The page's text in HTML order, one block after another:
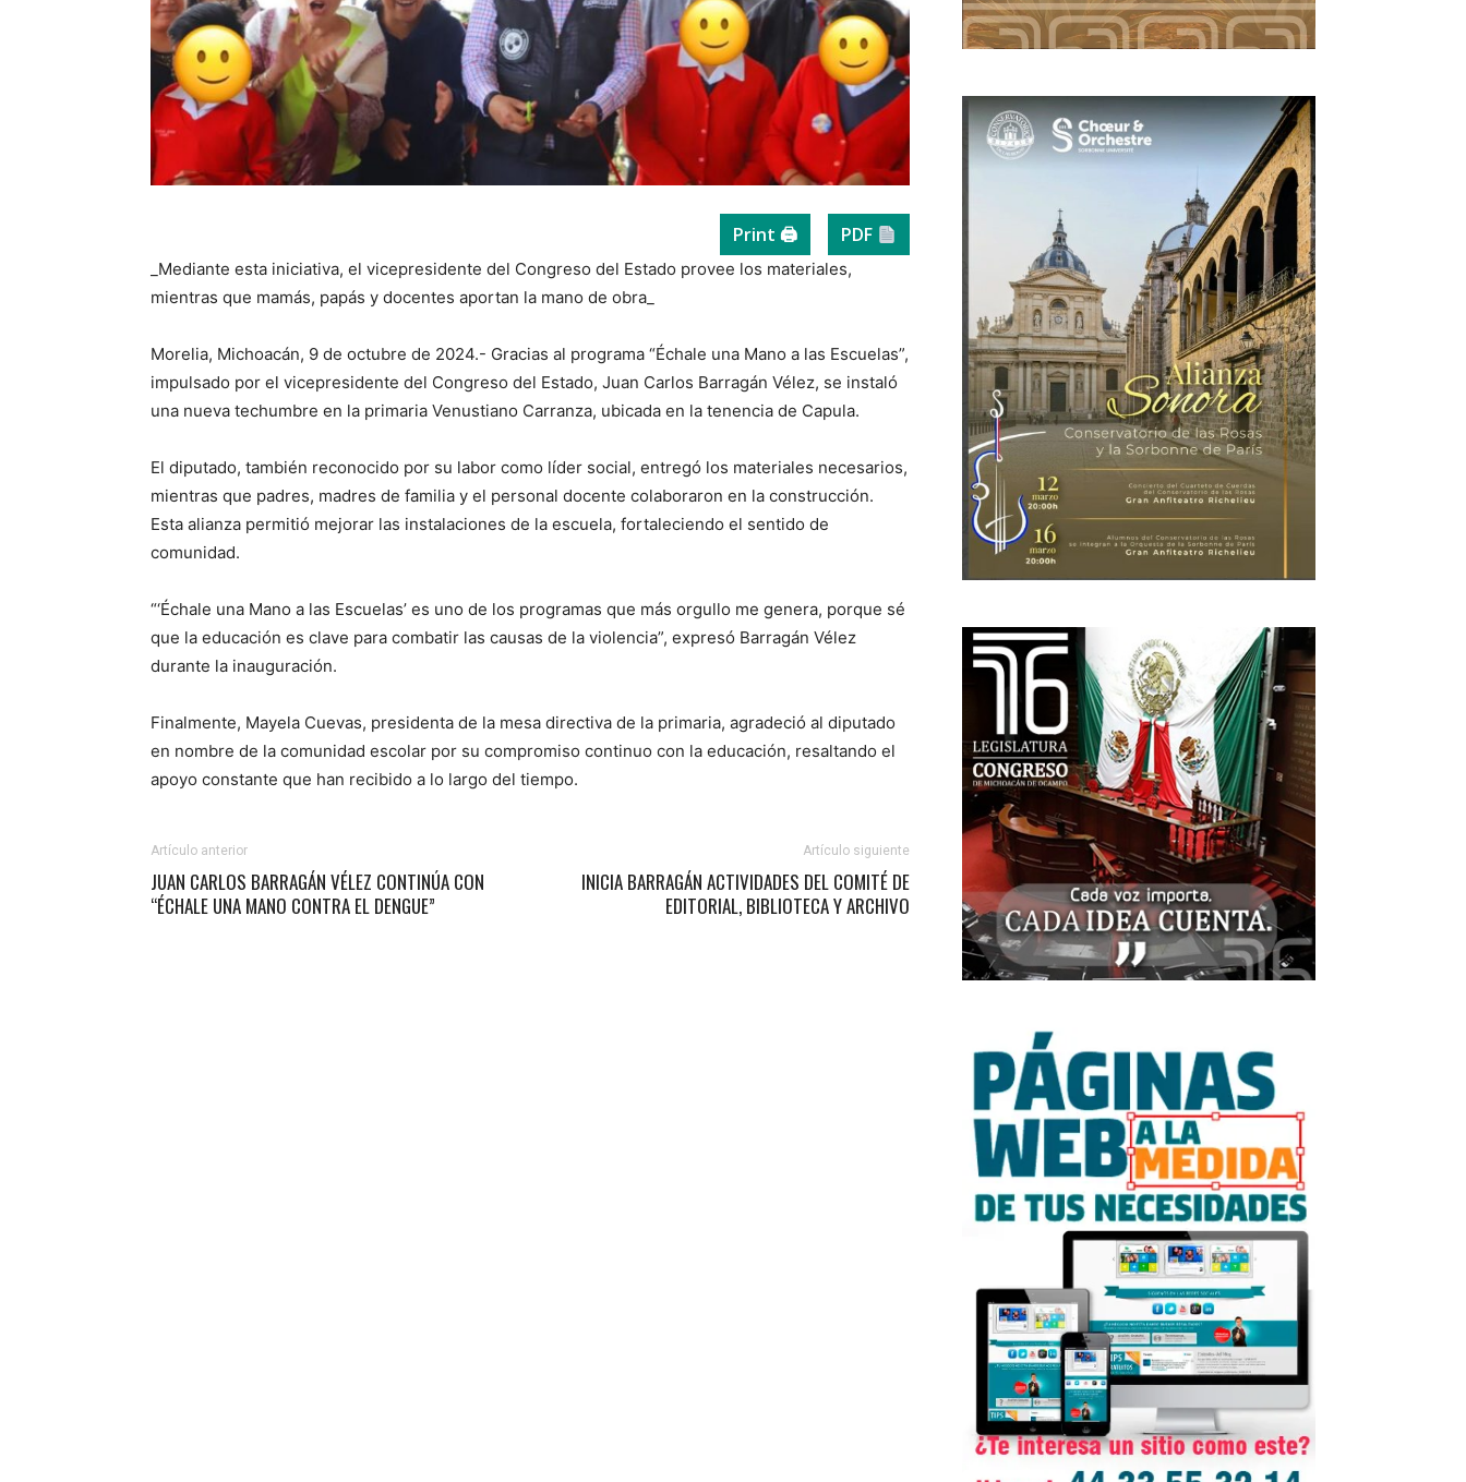
Print 🖨 PDF
_Mediante esta iniciativa, el vicepresidente del Congreso del Estado provee los materiales,
mientras que mamás, papás y docentes aportan la mano de obra_
Morelia, Michoacán, 9 de octubre de 2024.- Gracias al programa “Échale una Mano a las Escuelas”,
impulsado por el vicepresidente del Congreso del Estado, Juan Carlos Barragán Vélez, se instaló
una nueva techumbre en la primaria Venustiano Carranza, ubicada en la tenencia de Capula.
El diputado, también reconocido por su labor como líder social, entregó los materiales necesarios,
mientras que padres, madres de familia y el personal docente colaboraron en la construcción.
Esta alianza permitió mejorar las instalaciones de la escuela, fortaleciendo el sentido de
comunidad.
“‘Échale una Mano a las Escuelas’ es uno de los programas que más orgullo me genera, porque sé
que la educación es clave para combatir las causas de la violencia”, expresó Barragán Vélez
durante la inauguración.
Finalmente, Mayela Cuevas, presidenta de la mesa directiva de la primaria, agradeció al diputado
en nombre de la comunidad escolar por su compromiso continuo con la educación, resaltando el
apoyo constante que han recibido a lo largo del tiempo.
Artículo anterior
JUAN CARLOS BARRAGÁN VÉLEZ CONTINÚA CON
“ÉCHALE UNA MANO CONTRA EL DENGUE”
Artículo siguiente
INICIA BARRAGÁN ACTIVIDADES DEL COMITÉ DE
EDITORIAL, BIBLIOTECA Y ARCHIVO